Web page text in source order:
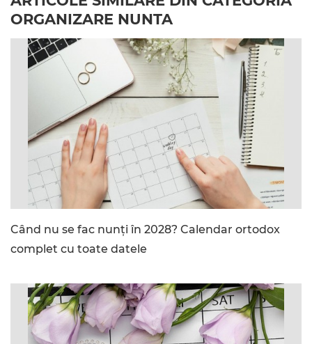
ORGANIZARE NUNTA
Când nu se fac nunți în 2028? Calendar ortodox
complet cu toate datele